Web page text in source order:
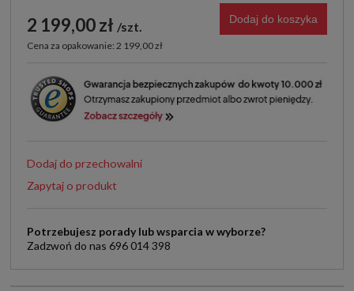
2 199,00 zł szt.
Cena za opakowanie: 2 199,00 zł
Dodaj do koszyka
Dodaj do przechowalni
Zapytaj o produkt
Potrzebujesz porady lub wsparcia w wyborze?
Zadzwoń do nas 696 014 398